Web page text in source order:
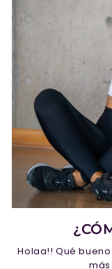
Holaa!! Qué